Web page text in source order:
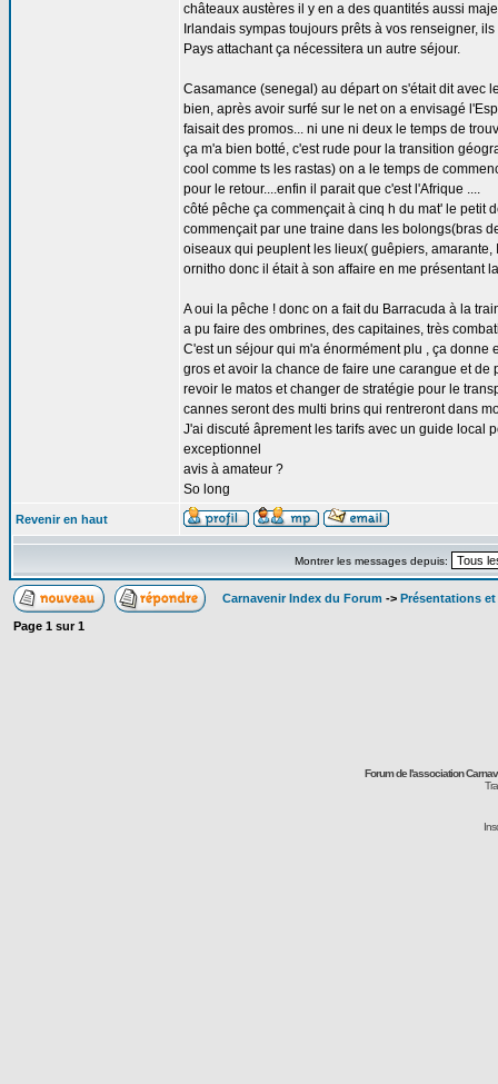
châteaux austères il y en a des quantités aussi
Irlandais sympas toujours prêts à vos renseigner,
Pays attachant ça nécessitera un autre séjour.
Casamance (senegal) au départ on s'était dit avec
bien, après avoir surfé sur le net on a envisagé
faisait des promos... ni une ni deux le temps de
ça m'a bien botté, c'est rude pour la transition
cool comme ts les rastas) on a le temps de
pour le retour....enfin il parait que c'est l'Afrique ....
côté pêche ça commençait à cinq h du mat' le
commençait par une traine dans les bolongs(bras
oiseaux qui peuplent les lieux( guêpiers,
ornitho donc il était à son affaire en me présentant
A oui la pêche ! donc on a fait du Barracuda à la
a pu faire des ombrines, des capitaines, très
C'est un séjour qui m'a énormément plu , ça
gros et avoir la chance de faire une carangue et
revoir le matos et changer de stratégie pour le
cannes seront des multi brins qui rentreront dans
J'ai discuté âprement les tarifs avec un guide local
exceptionnel
avis à amateur ?
So long
Revenir en haut
Montrer les messages depuis:
Carnavenir Index du Forum -> Présentations
Page 1 sur1
Forum de l'association